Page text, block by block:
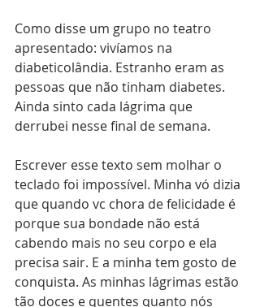
Como disse um grupo no teatro
apresentado: vivíamos na
diabeticolândia. Estranho eram as
pessoas que não tinham diabetes.
Ainda sinto cada lágrima que
derrubei nesse final de semana.
Escrever esse texto sem molhar o
teclado foi impossível. Minha vó dizia
que quando vc chora de felicidade é
porque sua bondade não está
cabendo mais no seu corpo e ela
precisa sair. E a minha tem gosto de
conquista. As minhas lágrimas estão
tão doces e quentes quanto nós